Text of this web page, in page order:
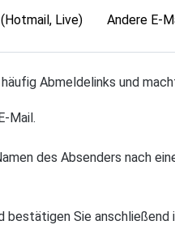
Live) Andere E-
Abmeldelinks und
Mail.
des Absenders nach
bestätigen Sie anschließend